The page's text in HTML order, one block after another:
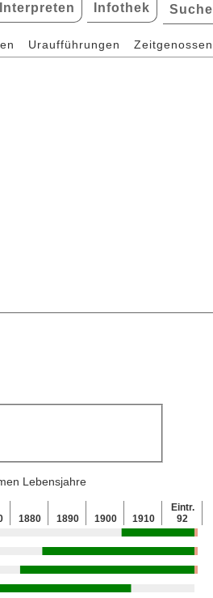
Interpreten Infothek Suche
Uraufführungen Zeitgenossen
Lebensjahre
1880 1890 1900 1910
Eintr.
92